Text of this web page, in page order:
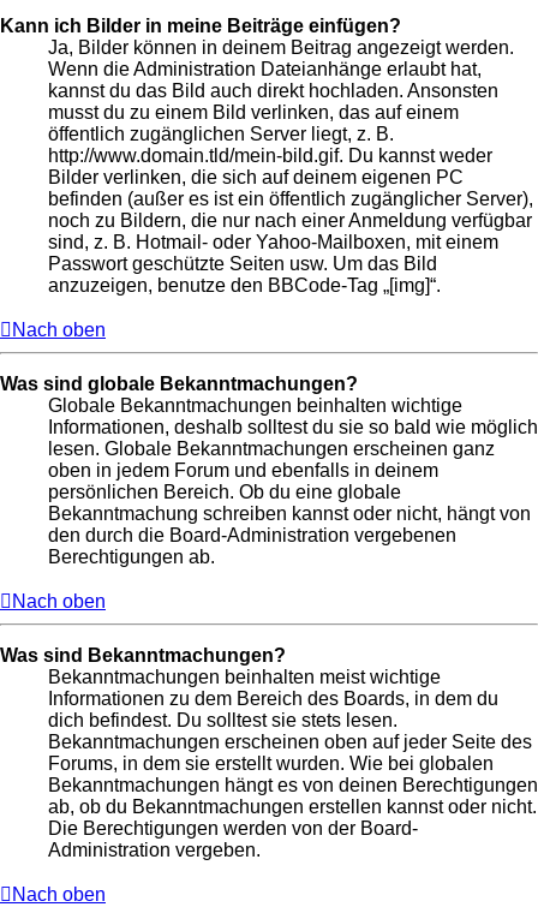
Kann ich Bilder in meine Beiträge einfügen?
Ja, Bilder können in deinem Beitrag angezeigt werden.
Wenn die Administration Dateianhänge erlaubt hat,
kannst du das Bild auch direkt hochladen. Ansonsten
musst du zu einem Bild verlinken, das auf einem
öffentlich zugänglichen Server liegt, z. B.
http://www.domain.tld/mein-bild.gif. Du kannst weder
Bilder verlinken, die sich auf deinem eigenen PC
befinden (außer es ist ein öffentlich zugänglicher Server),
noch zu Bildern, die nur nach einer Anmeldung verfügbar
sind, z. B. Hotmail- oder Yahoo-Mailboxen, mit einem
Passwort geschützte Seiten usw. Um das Bild
anzuzeigen, benutze den BBCode-Tag „[img]“.
Nach oben
Was sind globale Bekanntmachungen?
Globale Bekanntmachungen beinhalten wichtige
Informationen, deshalb solltest du sie so bald wie möglich
lesen. Globale Bekanntmachungen erscheinen ganz
oben in jedem Forum und ebenfalls in deinem
persönlichen Bereich. Ob du eine globale
Bekanntmachung schreiben kannst oder nicht, hängt von
den durch die Board-Administration vergebenen
Berechtigungen ab.
Nach oben
Was sind Bekanntmachungen?
Bekanntmachungen beinhalten meist wichtige
Informationen zu dem Bereich des Boards, in dem du
dich befindest. Du solltest sie stets lesen.
Bekanntmachungen erscheinen oben auf jeder Seite des
Forums, in dem sie erstellt wurden. Wie bei globalen
Bekanntmachungen hängt es von deinen Berechtigungen
ab, ob du Bekanntmachungen erstellen kannst oder nicht.
Die Berechtigungen werden von der Board-
Administration vergeben.
Nach oben